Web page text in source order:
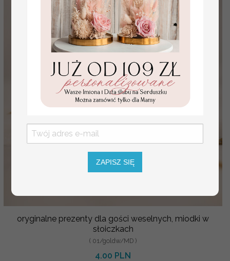
oryginalne prezenty dla gości weselnych, miodki w
słoiczkach
( 01/goldw/MD )
4.00 PLN
ZAPISZ SIĘ